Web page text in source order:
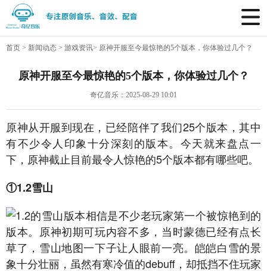
首页 > 新闻动态 > 游戏资讯> 原神开服至今最惊艳的5个版本，你体验过几个？
原神开服至今最惊艳的5个版本，你体验过几个？
奇亿音乐：2025-08-29 10:01
原神从开服到现在，已经陪伴了我们25个版本，其中
有不少令人印象十分深刻的版本。今天就来盘点一
下，原神截止目前最令人惊艳的5个版本都有哪些吧。
①1.2雪山
1.2的雪山版本相信是不少老玩家第一个被惊艳到的
版本。原神初期可玩内容不多，当时蒙德已经有点长
草了，雪山地图一下子让人眼前一亮。皑皑白雪的景
象十分壮丽，虽然有寒冷值的debuff，却抵挡不住玩家